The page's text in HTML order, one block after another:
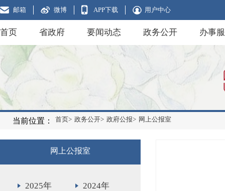
邮箱 微博 APP下载 用户中心
首页 省政府 要闻动态 政务公开 办事
当前位置： 首页> 政务公开> 政府公报> 网上公报室
网上公报室
2025年 2024年